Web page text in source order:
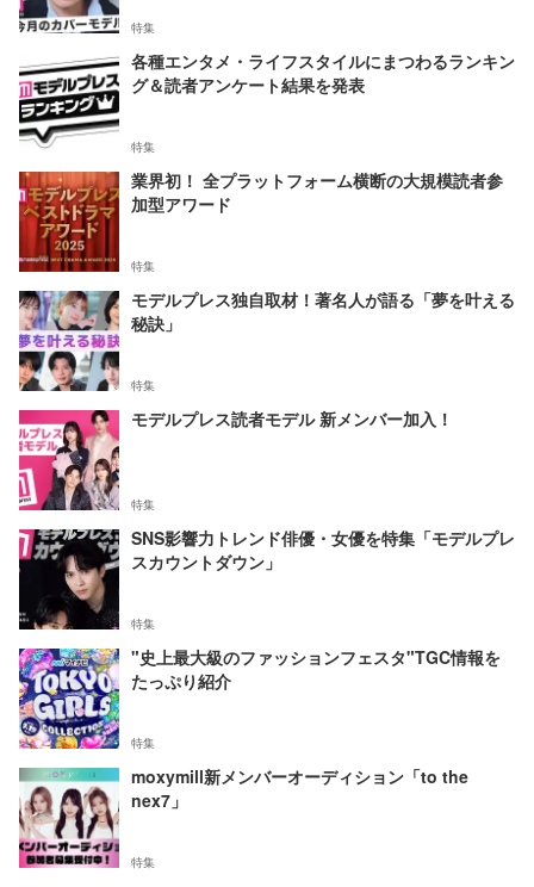
特集
各種エンタメ・ライフスタイルにまつわるランキン
グ＆読者アンケート結果を発表
特集
業界初！ 全プラットフォーム横断の大規模読者参
加型アワード
特集
モデルプレス独自取材！著名人が語る「夢を叶える
秘訣」
特集
モデルプレス読者モデル 新メンバー加入！
特集
SNS影響力トレンド俳優・女優を特集「モデルプレ
スカウントダウン」
特集
"史上最大級のファッションフェスタ"TGC情報を
たっぷり紹介
特集
moxymill新メンバーオーディション「to the
nex7」
特集